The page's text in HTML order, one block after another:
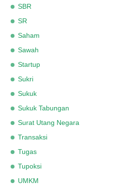
SBR
SR
Saham
Sawah
Startup
Sukri
Sukuk
Sukuk Tabungan
Surat Utang Negara
Transaksi
Tugas
Tupoksi
UMKM